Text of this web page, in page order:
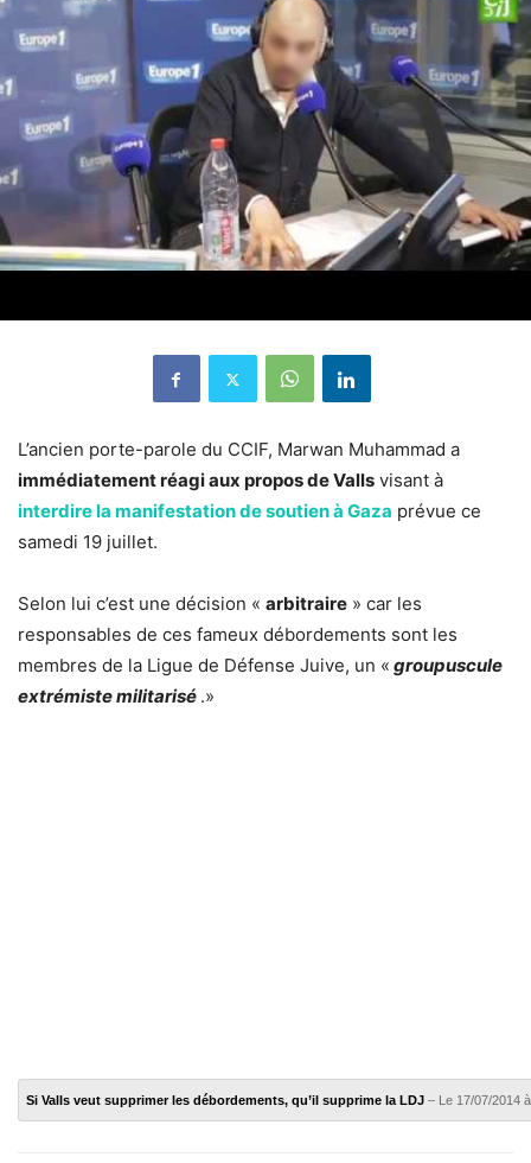
L’ancien porte-parole du CCIF, Marwan Muhammad a
immédiatement réagi aux propos de Valls visant à
interdire la manifestation de soutien à Gaza prévue ce
samedi 19 juillet.
Selon lui c’est une décision « arbitraire » car les
responsables de ces fameux débordements sont les
membres de la Ligue de Défense Juive, un « groupuscule
extrémiste militarisé .»
Si Valls veut supprimer les débordements, qu’il supprime la LDJ – Le 17/07/2014